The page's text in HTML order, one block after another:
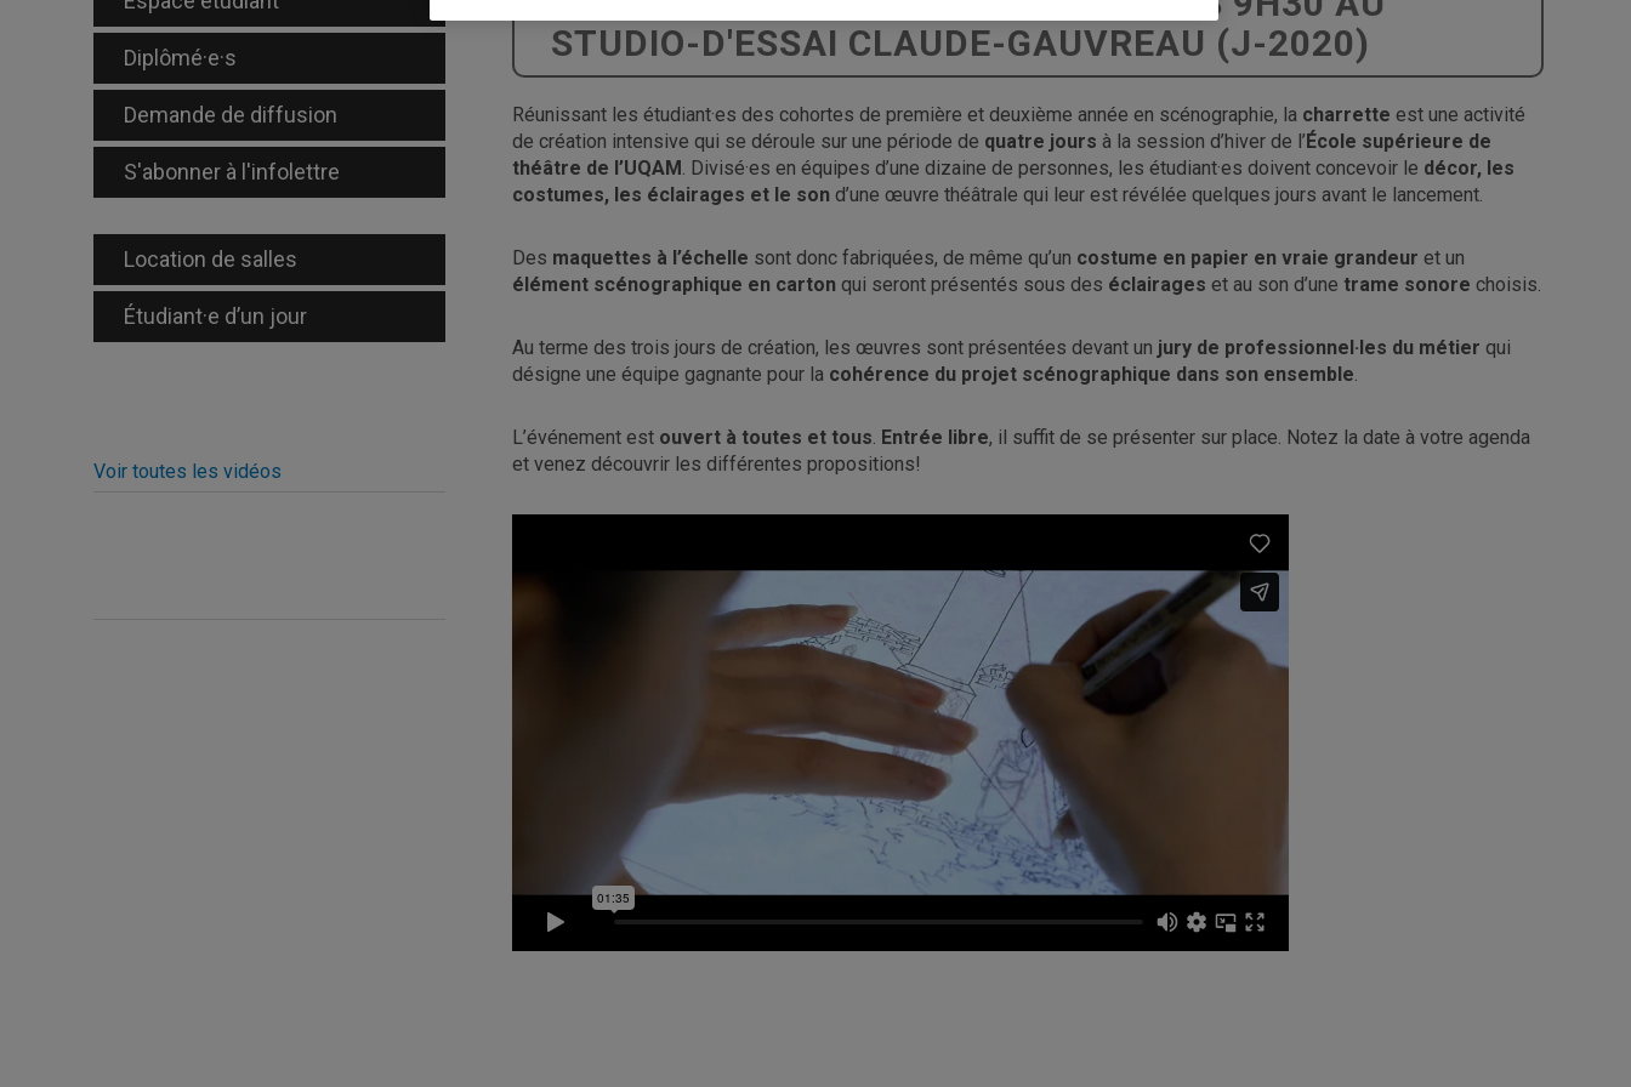
Diplômé·e·s
Demande de diffusion
S'abonner à l'infolettre
Location de salles
Étudiant·e d’un jour
Voir toutes les vidéos
STUDIO-D'ESSAI CLAUDE-GAUVREAU (J-2020)
Réunissant les étudiant·es des cohortes de première et deuxième année en scénographie, la charrette est une activité
de création intensive qui se déroule sur une période de quatre jours à la session d’hiver de l’École supérieure de
théâtre de l’UQAM. Divisé·es en équipes d’une dizaine de personnes, les étudiant·es doivent concevoir le décor, les
costumes, les éclairages et le son d’une œuvre théâtrale qui leur est révélée quelques jours avant le lancement.
Des maquettes à l’échelle sont donc fabriquées, de même qu’un costume en papier en vraie grandeur et un
élément scénographique en carton qui seront présentés sous des éclairages et au son d’une trame sonore choisis.
Au terme des trois jours de création, les œuvres sont présentées devant un jury de professionnel·les du métier qui
désigne une équipe gagnante pour la cohérence du projet scénographique dans son ensemble.
L’événement est ouvert à toutes et tous. Entrée libre, il suffit de se présenter sur place. Notez la date à votre agenda
et venez découvrir les différentes propositions!